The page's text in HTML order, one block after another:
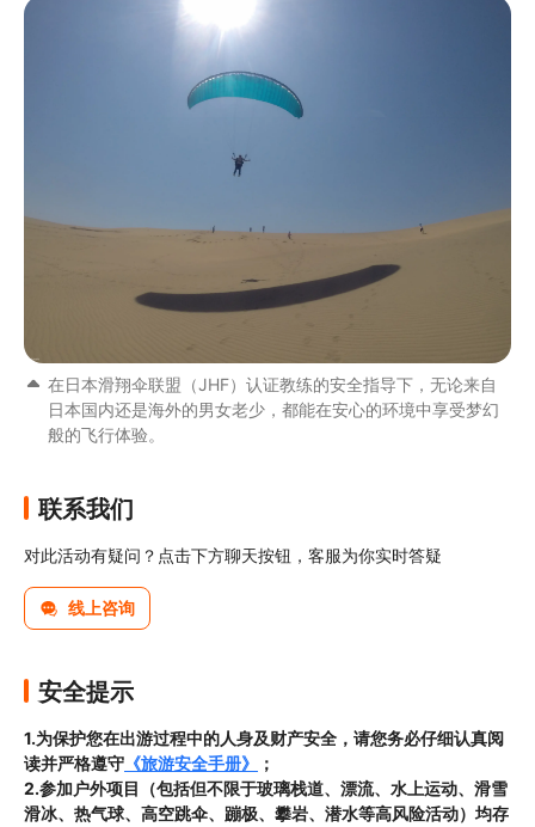
在日本滑翔伞联盟（JHF）认证教练的安全指导下，无论来自
日本国内还是海外的男女老少，都能在安心的环境中享受梦幻
般的飞行体验。
联系我们
对此活动有疑问？点击下方聊天按钮，客服为你实时答疑
线上咨询
安全提示
1.为保护您在出游过程中的人身及财产安全，请您务必仔细认真阅
读并严格遵守 《旅游安全手册》
；
2.参加户外项目（包括但不限于玻璃栈道、漂流、水上运动、滑雪
滑冰、热气球、高空跳伞、蹦极、攀岩、潜水等高风险活动）均存